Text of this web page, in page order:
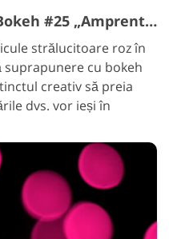
Suprapunere cu sclipici Bokeh #25 „Amprente roz”
strălucitoare roz în
suprapunere cu bokeh
creativ să preia
dvs. vor ieși în